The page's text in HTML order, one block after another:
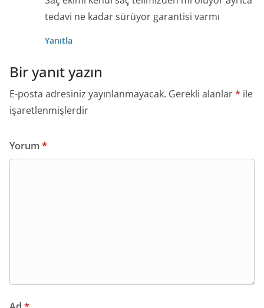
tedavi ne kadar sürüyor garantisi varmı
Yanıtla
Bir yanıt yazın
E-posta adresiniz yayınlanmayacak. Gerekli alanlar* ile
işaretlenmişlerdir
Yorum *